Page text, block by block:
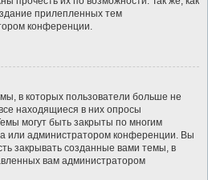
прилепленных тем
конференции.
в которых пользователи больше не
находящиеся в них опросы
могут быть закрыты по многим
или администратором конференции. Вы
закрывать созданные вами темы, в
вам администратором